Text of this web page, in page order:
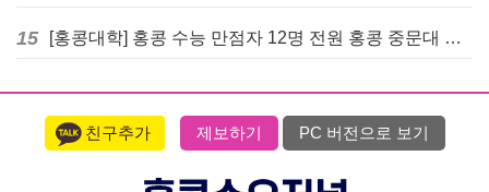
15 [홍콩대학] 홍콩 수능 만점자 12명 전원 홍콩 중문대 의대 진학
친구추가 제보하기 PC 버전으로 보기